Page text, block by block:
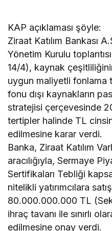
KAP açıklaması şöyle:
Ziraat Katılım Bankası
Yönetim Kurulu
14/4), kaynak
uygun maliyetli fonlama
fonu dışı kaynakların
stratejisi çerçevesinde
tertipler halinde TL
edilmesine karar verdi.
Banka, Ziraat Katılım
aracılığıyla, Sermaye
Sertifikaları Tebliği
nitelikli yatırımcılara
80.000.000.000 TL
ihraç tavanı ile sınırlı
edilmesine onay verdi.